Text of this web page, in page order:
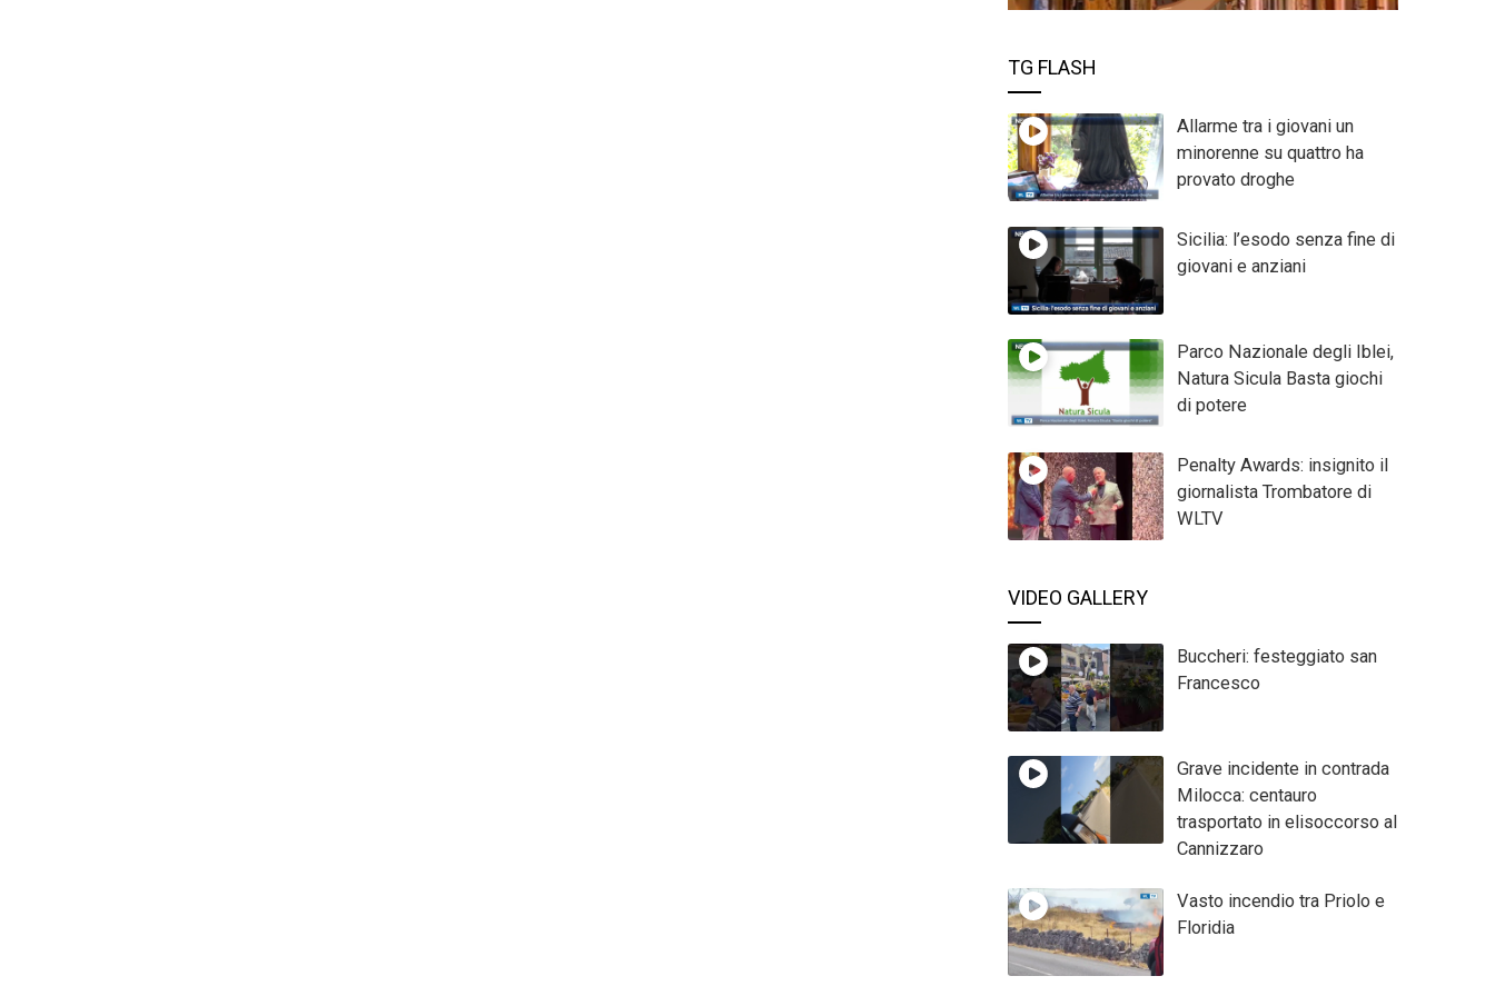
TG FLASH
Allarme tra i giovani un
minorenne su quattro ha
provato droghe
Sicilia: l’esodo senza fine di
giovani e anziani
Parco Nazionale degli Iblei,
Natura Sicula Basta giochi
di potere
Penalty Awards: insignito il
giornalista Trombatore di
WLTV
VIDEO GALLERY
Buccheri: festeggiato san
Francesco
Grave incidente in contrada
Milocca: centauro
trasportato in elisoccorso al
Cannizzaro
Vasto incendio tra Priolo e
Floridia